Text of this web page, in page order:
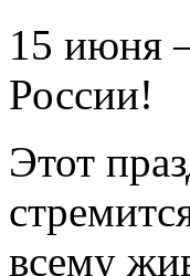
15 июня
России!
Этот
всему